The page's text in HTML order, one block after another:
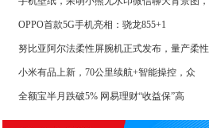
OPPO首款5G手机亮相：骁龙855+1
努比亚阿尔法柔性屏腕机正式发布，量产柔性
小米有品上新，70公里续航+智能操控，众
全额宝半月跌破5% 网易理财“收益保”高